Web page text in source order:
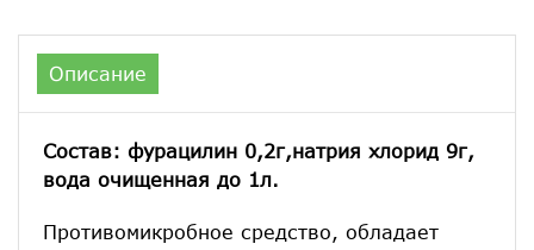
Описание
Состав: фурацилин 0,2г,натрия хлорид 9г,
вода очищенная до 1л.
Противомикробное средство, обладает